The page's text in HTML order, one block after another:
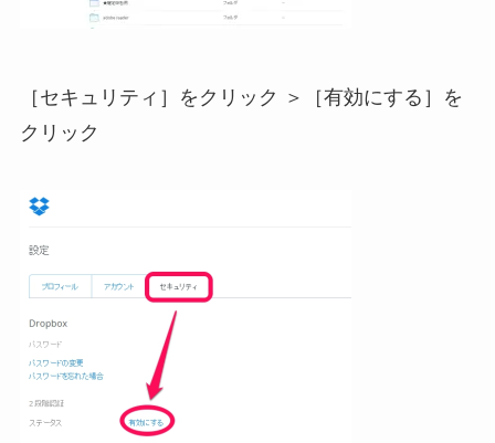
［セキュリティ］をクリック ＞［有効にする］を
クリック